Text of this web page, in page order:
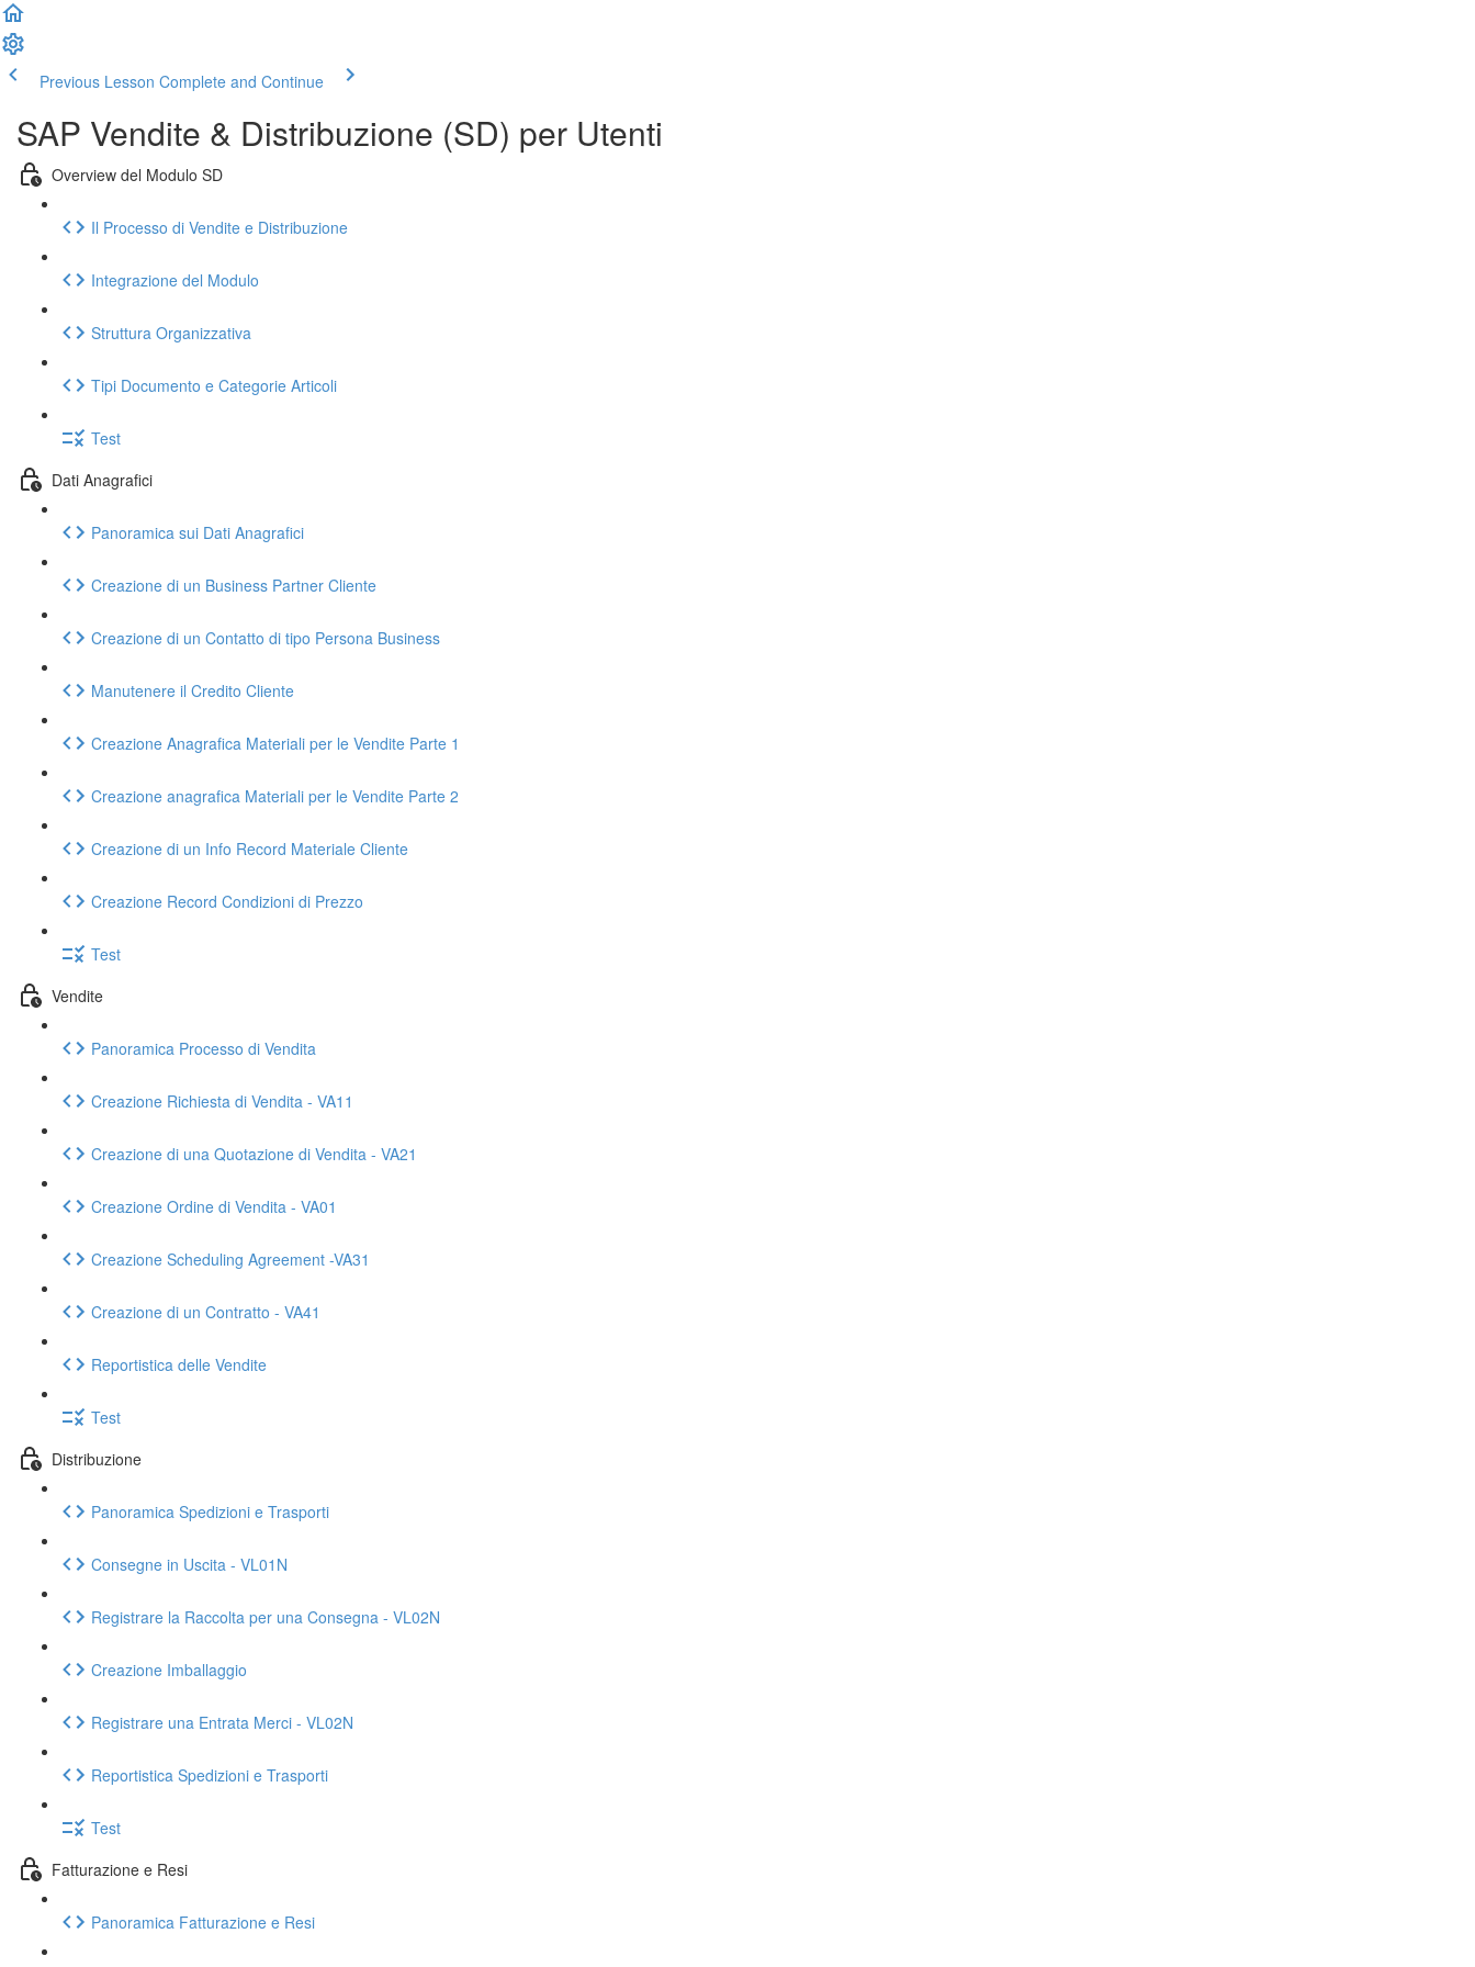
Previous Lesson Complete and Continue
SAP Vendite & Distribuzione (SD) per Utenti
Overview del Modulo SD
Il Processo di Vendite e Distribuzione
Integrazione del Modulo
Struttura Organizzativa
Tipi Documento e Categorie Articoli
Test
Dati Anagrafici
Panoramica sui Dati Anagrafici
Creazione di un Business Partner Cliente
Creazione di un Contatto di tipo Persona Business
Manutenere il Credito Cliente
Creazione Anagrafica Materiali per le Vendite Parte 1
Creazione anagrafica Materiali per le Vendite Parte 2
Creazione di un Info Record Materiale Cliente
Creazione Record Condizioni di Prezzo
Test
Vendite
Panoramica Processo di Vendita
Creazione Richiesta di Vendita - VA11
Creazione di una Quotazione di Vendita - VA21
Creazione Ordine di Vendita - VA01
Creazione Scheduling Agreement -VA31
Creazione di un Contratto - VA41
Reportistica delle Vendite
Test
Distribuzione
Panoramica Spedizioni e Trasporti
Consegne in Uscita - VL01N
Registrare la Raccolta per una Consegna - VL02N
Creazione Imballaggio
Registrare una Entrata Merci - VL02N
Reportistica Spedizioni e Trasporti
Test
Fatturazione e Resi
Panoramica Fatturazione e Resi